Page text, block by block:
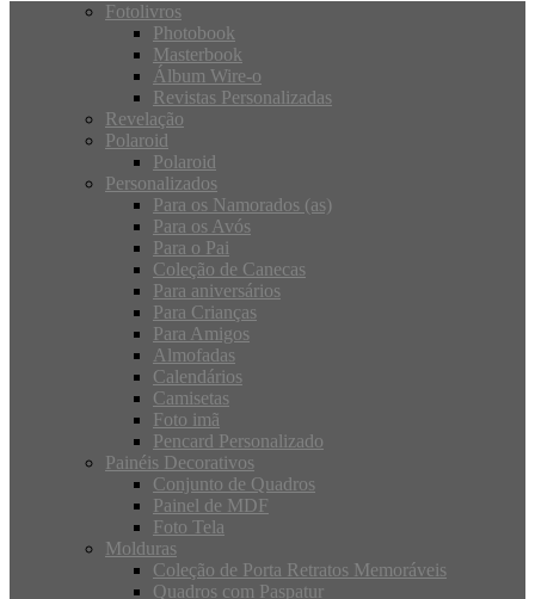
Fotolivros
Photobook
Masterbook
Álbum Wire-o
Revistas Personalizadas
Revelação
Polaroid
Polaroid
Personalizados
Para os Namorados (as)
Para os Avós
Para o Pai
Coleção de Canecas
Para aniversários
Para Crianças
Para Amigos
Almofadas
Calendários
Camisetas
Foto imã
Pencard Personalizado
Painéis Decorativos
Conjunto de Quadros
Painel de MDF
Foto Tela
Molduras
Coleção de Porta Retratos Memoráveis
Quadros com Paspatur